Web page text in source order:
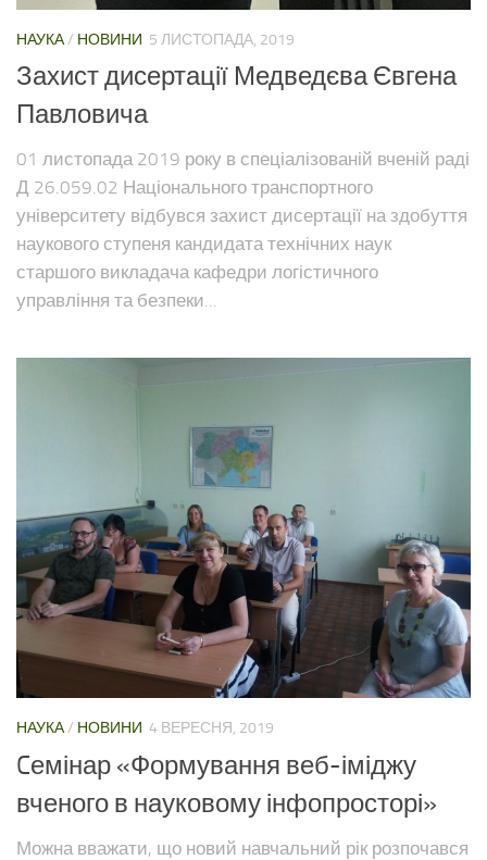
НАУКА/ НОВИНИ 5 ЛИСТОПАДА, 2019
Захист дисертації Медведєва Євгена
Павловича
01 листопада 2019 року в спеціалізованій вченій раді
Д 26.059.02 Національного транспортного
університету відбувся захист дисертації на здобуття
наукового ступеня кандидата технічних наук
старшого викладача кафедри логістичного
управління та безпеки...
НАУКА/ НОВИНИ 4 ВЕРЕСНЯ, 2019
Cемінар «Формування веб-іміджу
вченого в науковому інфопросторі»
Можна вважати, що новий навчальний рік розпочався